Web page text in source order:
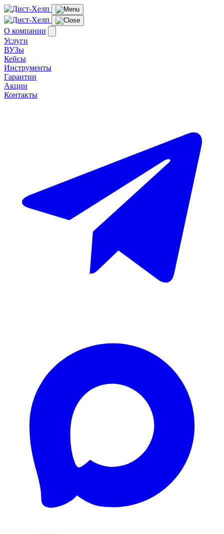
О компании
Услуги
ВУЗы
Кейсы
Инструменты
Гарантии
Акции
Контакты